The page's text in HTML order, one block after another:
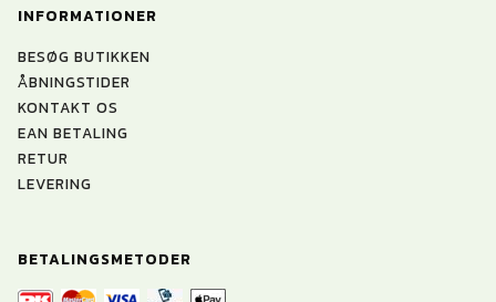
INFORMATIONER
BESØG BUTIKKEN
ÅBNINGSTIDER
KONTAKT OS
EAN BETALING
RETUR
LEVERING
BETALINGSMETODER